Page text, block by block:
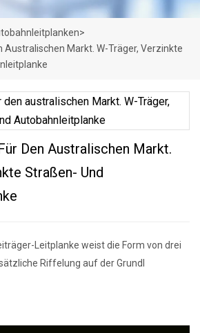
>
Australischen Markt. W-Träger, Verzinkte
Den Australischen Markt.
Straßen- Und
Leitplanke weist die Form von drei
Riffelung auf der Grundl